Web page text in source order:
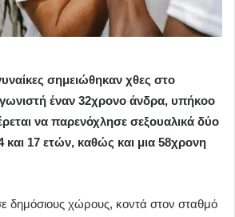
σημειώθηκαν χθες στο
έναν 32χρονο άνδρα, υπήκοο
να παρενόχλησε σεξουαλικά δύο
και 17 ετών, καθώς και μια 58χρονη
δημόσιους χώρους, κοντά στον σταθμό